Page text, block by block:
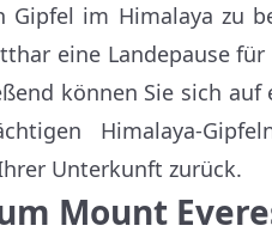
im Himalaya zu
eine Landepause
können Sie sich
Himalaya-
Unterkunft zurück.
Mount